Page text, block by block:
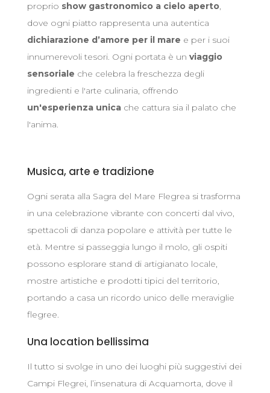
proprio show gastronomico a cielo aperto,
dove ogni piatto rappresenta una autentica
dichiarazione d’amore per il mare e per i suoi
innumerevoli tesori. Ogni portata è un viaggio
sensoriale che celebra la freschezza degli
ingredienti e l'arte culinaria, offrendo
un'esperienza unicache cattura sia il palato che
l'anima.
Musica, arte e tradizione
Ogni serata alla Sagra del Mare Flegrea si trasforma
in una celebrazione vibrante con concerti dal vivo,
spettacoli di danza popolare e attività per tutte le
età. Mentre si passeggia lungo il molo, gli ospiti
possono esplorare stand di artigianato locale,
mostre artistiche e prodotti tipici del territorio,
portando a casa un ricordo unico delle meraviglie
flegree.
Una location bellissima
Il tutto si svolge in uno dei luoghi più suggestivi dei
Campi Flegrei, l’insenatura di Acquamorta, dove il